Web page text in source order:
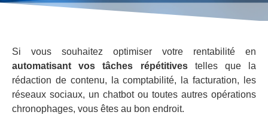
Si vous souhaitez optimiser votre rentabilité en
automatisant vos tâches répétitivestelles que la
rédaction de contenu, la comptabilité, la facturation, les
réseaux sociaux, un chatbot ou toutes autres opérations
chronophages, vous êtes au bon endroit.